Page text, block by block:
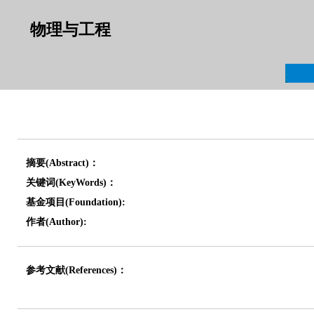
物理与工程
摘要(Abstract)：
关键词(KeyWords)：
基金项目(Foundation):
作者(Author):
参考文献(References)：